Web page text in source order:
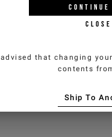
advised that changing
contents
Ship To